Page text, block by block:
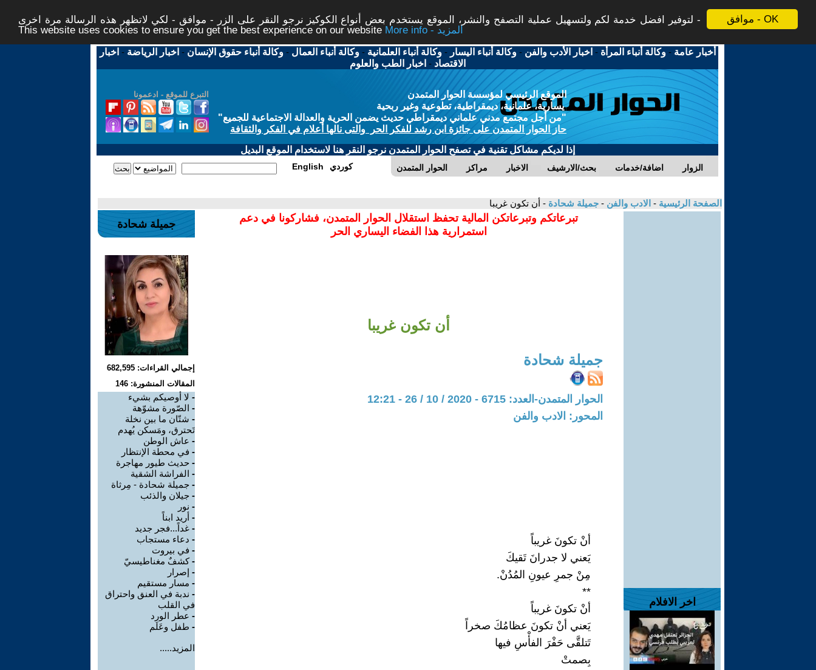
موافق - OK
لتوفير افضل خدمة لكم ولتسهيل عملية التصفح والنشر، الموقع يستخدم بعض أنواع الكوكيز نرجو النقر على الزر - موافق - لكي لاتظهر هذه الرسالة مرة اخرى -
This website uses cookies to ensure you get the best experience on our website
More info - المزيد
أخبار عامة -وكالة أنباء المرأة - اخبار الأدب والفن -وكالة أنباء اليسار -وكالة أنباء العلمانية -وكالة أنباء العمال -وكالة أنباء حقوق الإنسان - اخبار الرياضة - اخبار
الاقتصاد - اخبار الطب والعلوم
التبرع للموقع - ادعمونا
الموقع الرئيسي لمؤسسة الحوار المتمدن
يسارية، علمانية، ديمقراطية، تطوعية وغير ربحية
"من أجل مجتمع مدني علماني ديمقراطي حديث يضمن الحرية والعدالة الاجتماعية للجميع"
حاز الحوار المتمدن على جائزة ابن رشد للفكر الحر والتى نالها أعلام في الفكر والثقافة
إذا لديكم مشاكل تقنية في تصفح الحوار المتمدن نرجو النقر هنا لاستخدام الموقع البديل
الحوار المتمدن مراكز الاخبار بحث/الارشيف اضافة/خدمات الزوار English كوردي
الصفحة الرئيسية - الادب والفن - جميلة شحادة - أن تكون غريبا
اخر الافلام
تبرعاتكم وتبرعاتكن المالية تحفظ استقلال الحوار المتمدن، فشاركونا في دعم
استمرارية هذا الفضاء اليساري الحر
أن تكون غريبا
جميلة شحادة
الحوار المتمدن-العدد: 6715 - 2020 / 10 / 26 - 12:21
المحور: الادب والفن
أنْ تكونَ غريباً
يَعني لا جدرانَ تَقيكَ
مِنْ جمرِ عيونِ المُدُنْ.
**
أنْ تكونَ غريباً
يَعني أنْ تكونَ عظامُكَ صخراً
تَتلقَّى حَفْرَ الفأْسِ فيها
بِصمتْ
جميلة شحادة
إجمالي القراءات: 682,595
المقالات المنشورة: 146
- لا أوصيكم بشيء
- الصّورة مشوّهة
- شتّان ما بين نخلة
تَحترق، ومَسكن يُهدم
- عاش الوطن
- في محطة الإنتظار
- حديث طيور مهاجرة
- الفراشة الشقية
- جميلة شحادة - مِرثاة
- جيلان والذئب
- نور
- أريد ابناً
- غداً...فجر جديد
- دعاء مستجاب
- في بيروت
-كشفٌ مغناطيسيّ
- إصرار
- مسار مستقيم
- ندبة في العنق واحتراق
في القلب
- عطر الورد
- طفل وعَلَم
المزيد.....